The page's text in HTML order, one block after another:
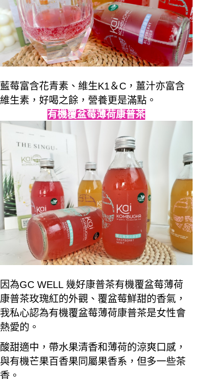
藍莓富含花青素、維生K1 ＆C ，薑汁亦富含
維生素，好喝之餘，營養更是滿點。
有機覆盆莓薄荷康普茶
因為GC WELL 幾好康普茶有機覆盆莓薄荷
康普茶玫瑰紅的外觀、覆盆莓鮮甜的香氣，
我私心認為有機覆盆莓薄荷康普茶是女性會
熱愛的。
酸甜適中，帶水果清香和薄荷的涼爽口感，
與有機芒果百香果同屬果香系，但多一些茶
香。